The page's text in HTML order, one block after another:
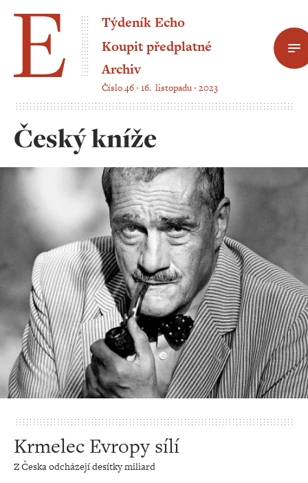
Týdeník Echo
Koupit předplatné
Archiv
Číslo 46 ‧ 16. listopadu ‧ 2023
Český kníže
Krmelec Evropy sílí
Z Česka odcházejí desítky miliard